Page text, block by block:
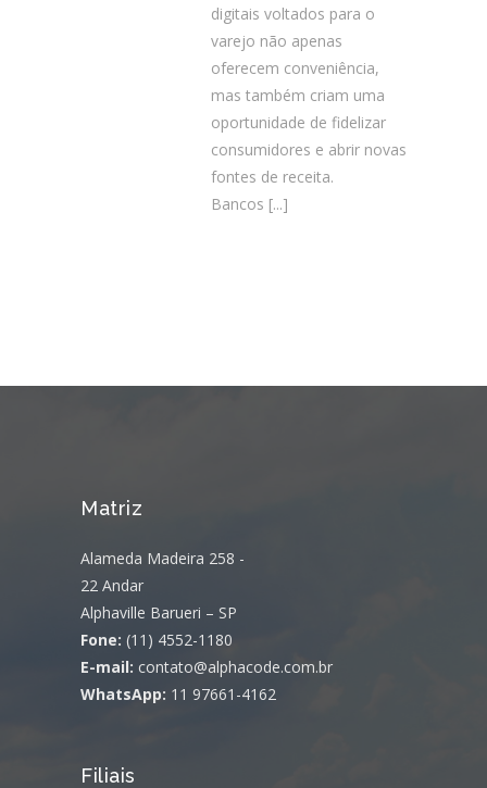
digitais voltados para o
varejo não apenas
oferecem conveniência,
mas também criam uma
oportunidade de fidelizar
consumidores e abrir novas
fontes de receita.
Bancos [...]
Matriz
Alameda Madeira 258 -
22 Andar
Alphaville Barueri – SP
Fone: (11) 4552-1180
E-mail: contato@alphacode.com.br
WhatsApp: 11 97661-4162
Filiais